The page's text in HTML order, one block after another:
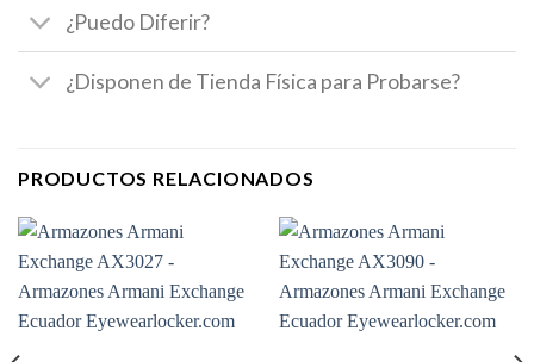
¿Puedo Diferir?
¿Disponen de Tienda Física para Probarse?
PRODUCTOS RELACIONADOS